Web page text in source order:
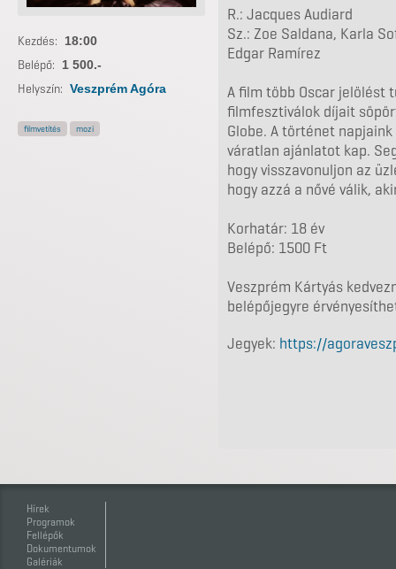
R.: Jacques Audiard
Sz.: Zoe Saldana, Karla
Edgar Ramírez
A film több Oscar jelölést
filmfesztiválok díjait
Globe. A történet
váratlan ajánlatot kap.
hogy visszavonuljon az
hogy azzá a nővé válik,
Korhatár: 18 év
Belépő: 1500 Ft
Veszprém Kártyás
belépőjegyre
Jegyek: https://
Kezdés: 18:00
Belépő: 1 500.-
Helyszín: Veszprém Agóra
filmvetítés mozi
Hírek
Programok
Fellépők
Dokumentumok
Galériák